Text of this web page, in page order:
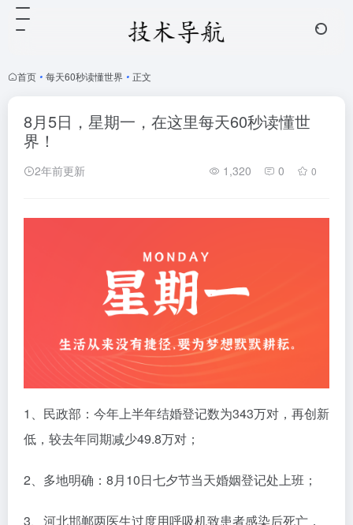
首页 • 每天60秒读懂世界 • 正文
8月5日，星期一，在这里每天60秒读懂世
界！
2年前更新 1,320 0 0
1、民政部：今年上半年结婚登记数为343万对，再创新
低，较去年同期减少49.8万对；
2、多地明确：8月10日七夕节当天婚姻登记处上班；
3、河北邯郸两医生过度用呼吸机致患者感染后死亡，